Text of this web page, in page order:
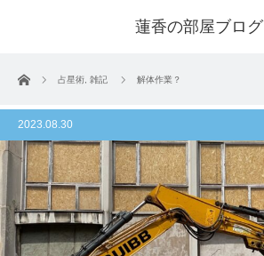
蓮香の部屋ブログ
ホーム 占星術 雑記 解体作業？
2023.08.30